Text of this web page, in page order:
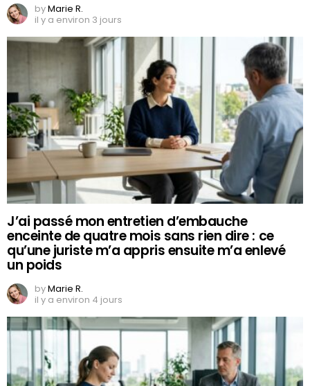
byMarie R.
il y a environ 3 jours
J’ai passé mon entretien d’embauche
enceinte de quatre mois sans rien dire : ce
qu’une juriste m’a appris ensuite m’a enlevé
un poids
byMarie R.
il y a environ 4 jours